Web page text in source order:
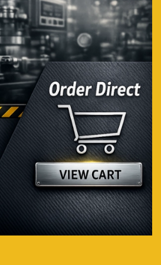
Voir plus...